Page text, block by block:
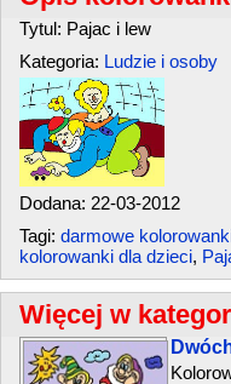
Tytul: Pajac i lew
Kategoria: Ludzie i osoby
Dodana: 22-03-2012
Tagi: darmowe
kolorowanki dla dzieci,
Więcej w